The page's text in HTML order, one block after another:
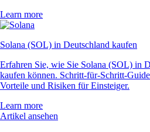
Learn more
Solana (SOL) in Deutschland kaufen
Erfahren Sie, wie Sie Solana (SOL) in
kaufen können. Schritt-für-Schritt-
Vorteile und Risiken für Einsteiger.
Learn more
Artikel ansehen